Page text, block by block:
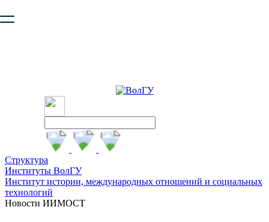
безопасную работу с сайтом. Пожалуйста
Структура
Институты ВолГУ
Институт истории, международных отношений и социальных
технологий
Новости ИИМОСТ